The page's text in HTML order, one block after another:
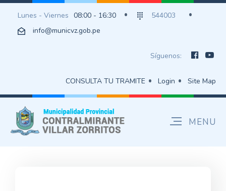
Lunes - Viernes 08:00 - 16:30
544003
info@municvz.gob.pe
Síguenos:
CONSULTA TU TRAMITE Login Site Map